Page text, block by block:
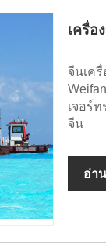
เครื่อ
จีนเค
เจอร์
จีน
อ่า